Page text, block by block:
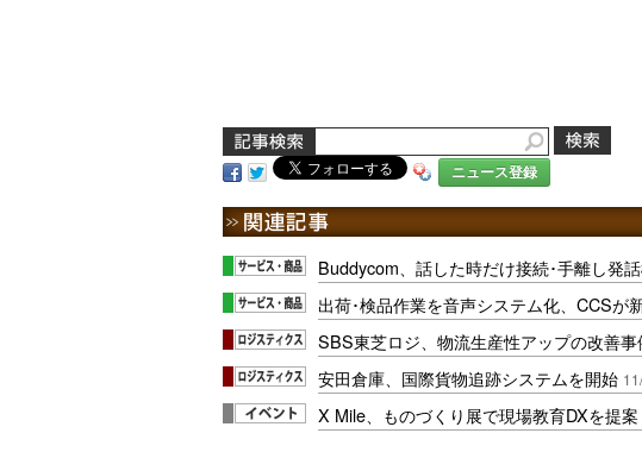
ニュース登録
Buddycom、話した時だけ接続･手離し発
出荷･検品作業を音声システム化、CCSが
SBS東芝ロジ、物流生産性アップの改善事
安田倉庫、国際貨物追跡システムを開始
X Mile、ものづくり展で現場教育DXを提案